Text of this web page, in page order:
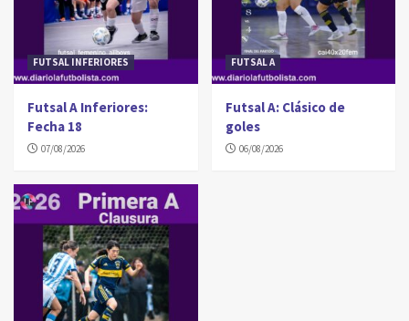
FUTSAL INFERIORES
Futsal A Inferiores:
Fecha 18
07/08/2026
FUTSAL A
Futsal A: Clásico de
goles
06/08/2026